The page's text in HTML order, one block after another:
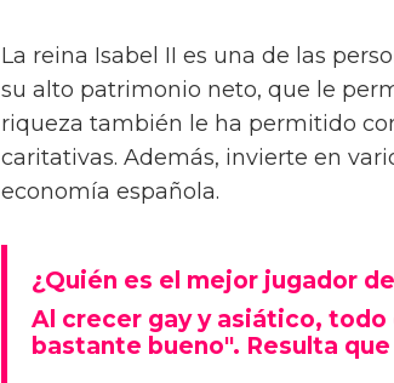
La reina Isabel II es una de las
su alto patrimonio neto, que le
riqueza también le ha permitido
caritativas. Además, invierte en
economía española.
¿Quién es el mejor jugador
Al crecer gay y asiático, todo
bastante bueno". Resulta